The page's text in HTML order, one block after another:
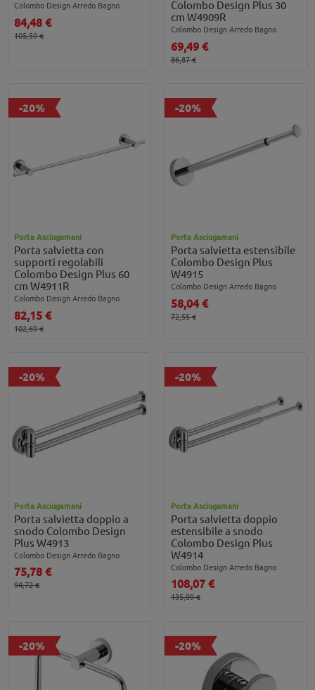
Colombo Design Arredo Bagno
84,48 €
105,59 €
Colombo Design Plus 30
cm W4909R
Colombo Design Arredo Bagno
69,49 €
86,87 €
-20%
Porta Asciugamani
Porta salvietta con
supporti regolabili
Colombo Design Plus 60
cm W4911R
Colombo Design Arredo Bagno
82,15 €
102,69 €
-20%
Porta Asciugamani
Porta salvietta estensibile
Colombo Design Plus
W4915
Colombo Design Arredo Bagno
58,04 €
72,55 €
-20%
Porta Asciugamani
Porta salvietta doppio a
snodo Colombo Design
Plus W4913
Colombo Design Arredo Bagno
75,78 €
94,72 €
-20%
Porta Asciugamani
Porta salvietta doppio
estensibile a snodo
Colombo Design Plus
W4914
Colombo Design Arredo Bagno
108,07 €
135,09 €
-20% -20%